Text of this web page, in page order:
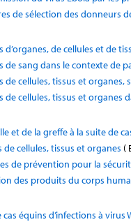
de sélection des donneurs
de cellules et de
de sang dans le contexte de
cellules, tissus et organes,
de cellules, tissus et organes
et de la greffe à la suite de
de cellules, tissus et organes (
de prévention pour la
des produits du corps
équins d’infections à virus